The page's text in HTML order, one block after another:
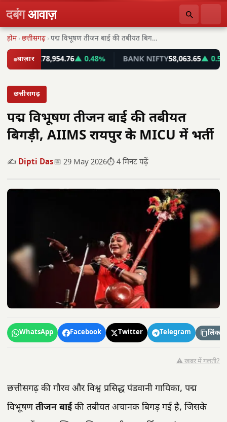
दबंगआवाज़
होम ›छत्तीसगढ़ › पद्म विभूषण तीजन बाई की तबीयत बिगड़ी, AIIMS…
बाज़ार78,954.76▲ 0.48% BANK NIFTY58,063.65▲ 0.56%
छत्तीसगढ़
पद्म विभूषण तीजन बाई की तबीयत
बिगड़ी, AIIMS रायपुर के MICU में भर्ती
✍️ Dipti Das📅 29 May 2026⏱️ 4 मिनट पढ़ें
WhatsApp Facebook Twitter Telegram लिंक
⚠️ खबर में गलती?
छत्तीसगढ़ की गौरव और विश्व प्रसिद्ध पंडवानी गायिका, पद्म
विभूषणतीजन बाईकी तबीयत अचानक बिगड़ गई है, जिसके